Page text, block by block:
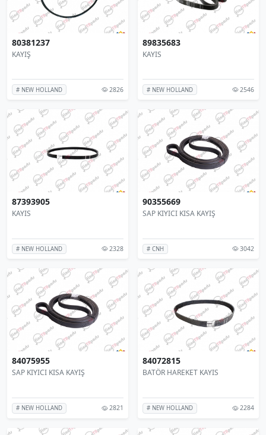
80381237
KAYIŞ
# NEW HOLLAND 2826
89835683
KAYIS
# NEW HOLLAND 2546
87393905
KAYIS
# NEW HOLLAND 2328
90355669
SAP KIYICI KISA KAYIŞ
# CNH 3042
84075955
SAP KIYICI KISA KAYIŞ
# NEW HOLLAND 2821
84072815
BATÖR HAREKET KAYIS
# NEW HOLLAND 2284